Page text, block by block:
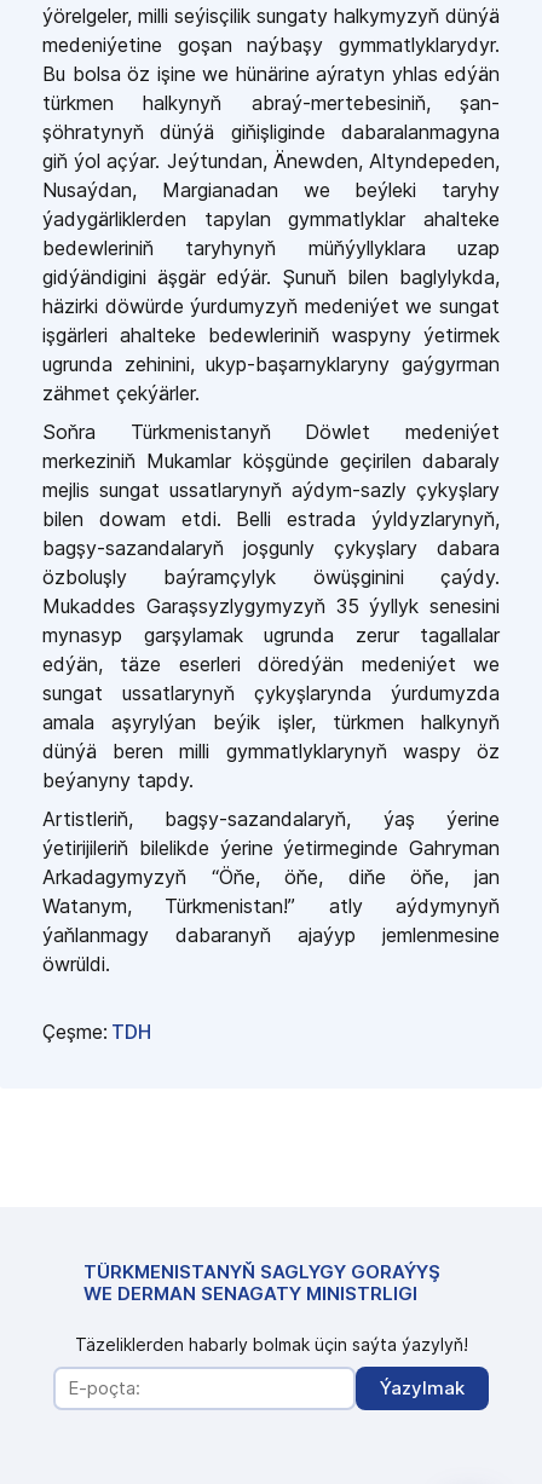
ýörelgeler, milli seýisçilik sungaty halkymyzyň dünýä
medeniýetine goşan naýbaşy gymmatlyklarydyr.
Bu bolsa öz işine we hünärine aýratyn yhlas edýän
türkmen halkynyň abraý-mertebesiniň, şan-
şöhratynyň dünýä giňişliginde dabaralanmagyna
giň ýol açýar. Jeýtundan, Änewden, Altyndepeden,
Nusaýdan, Margianadan we beýleki taryhy
ýadygärliklerden tapylan gymmatlyklar ahalteke
bedewleriniň taryhynyň müňýyllyklara uzap
gidýändigini äşgär edýär. Şunuň bilen baglylykda,
häzirki döwürde ýurdumyzyň medeniýet we sungat
işgärleri ahalteke bedewleriniň waspyny ýetirmek
ugrunda zehinini, ukyp-başarnyklaryny gaýgyrman
zähmet çekýärler.
Soňra Türkmenistanyň Döwlet medeniýet
merkeziniň Mukamlar köşgünde geçirilen dabaraly
mejlis sungat ussatlarynyň aýdym-sazly çykyşlary
bilen dowam etdi. Belli estrada ýyldyzlarynyň,
bagşy-sazandalaryň joşgunly çykyşlary dabara
özboluşly baýramçylyk öwüşginini çaýdy.
Mukaddes Garaşsyzlygymyzyň 35 ýyllyk senesini
mynasyp garşylamak ugrunda zerur tagallalar
edýän, täze eserleri döredýän medeniýet we
sungat ussatlarynyň çykyşlarynda ýurdumyzda
amala aşyrylýan beýik işler, türkmen halkynyň
dünýä beren milli gymmatlyklarynyň waspy öz
beýanyny tapdy.
Artistleriň, bagşy-sazandalaryň, ýaş ýerine
ýetirijileriň bilelikde ýerine ýetirmeginde Gahryman
Arkadagymyzyň “Öňe, öňe, diňe öňe, jan
Watanym, Türkmenistan!” atly aýdymynyň
ýaňlanmagy dabaranyň ajaýyp jemlenmesine
öwrüldi.
Çeşme: TDH
TÜRKMENISTANYŇ SAGLYGY GORAÝYŞ
WE DERMAN SENAGATY MINISTRLIGI
Täzeliklerden habarly bolmak üçin saýta ýazylyň!
Ýazylmak